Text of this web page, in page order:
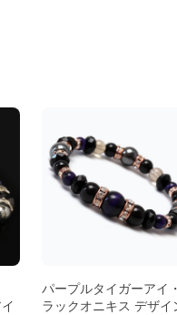
パープルタイガーアイ
ラックオニキス デザイ